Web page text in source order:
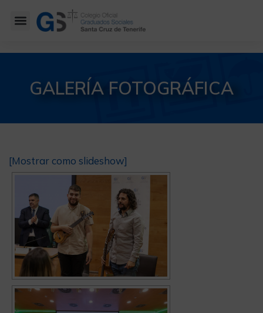
GALERÍA FOTOGRÁFICA
[Mostrar como slideshow]